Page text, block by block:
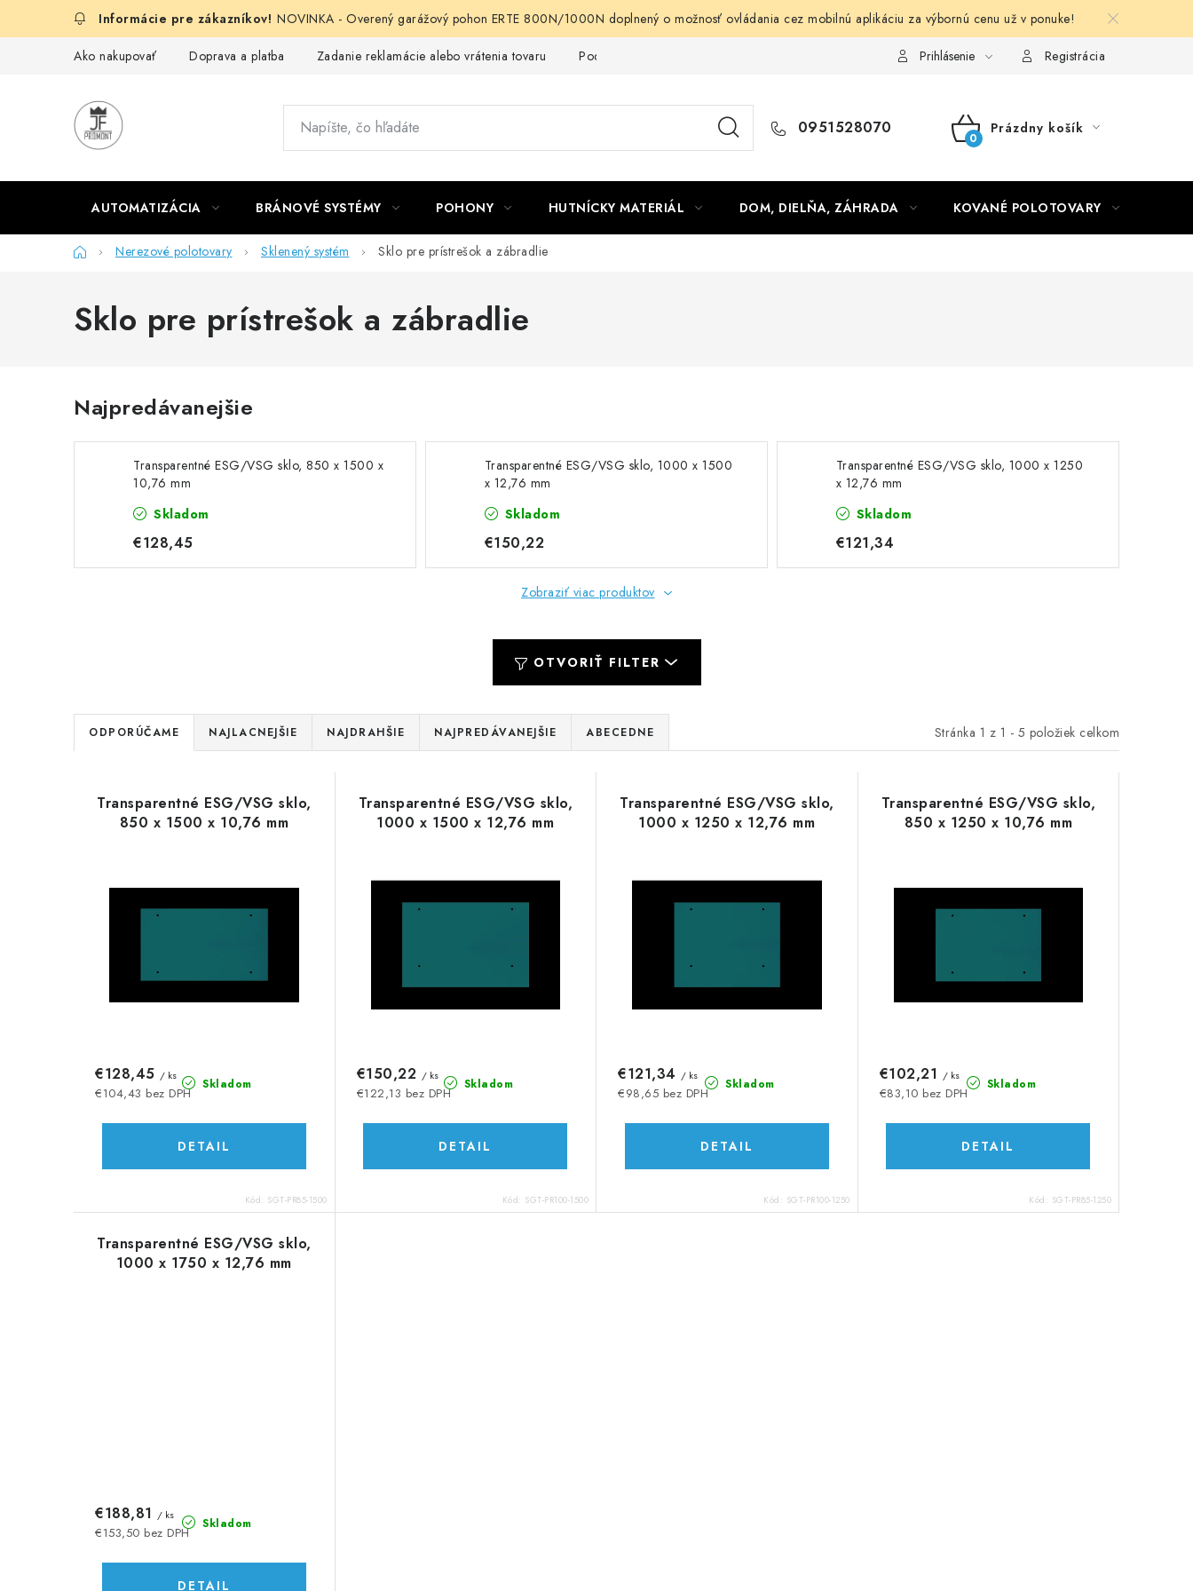
NOVINKA - Overený garážový pohon ERTE 800N/1000N doplnený o možnosť ovládania cez mobilnú aplikáciu za výbornú cenu už v ponuke!
Ako nakupovať Doprava a platba Zadanie reklamácie alebo vrátenia tovaru Podmienky ochrany osobných údajov Obchodné podmienkyPrihlásenie Registrácia
0951528070
NÁKUPNÝ
Prázdny košík
AUTOMATIZÁCIA BRÁNOVÉ SYSTÉMY POHONY HUTNÍCKY MATERIÁL DOM, DIELŇA, ZÁHRADA KOVANÉ POLOTOVARY
DomovNerezové polotovary Sklenený systém Sklo pre prístrešok a zábradlie
Sklo pre prístrešok a zábradlie
Najpredávanejšie
Transparentné ESG/VSG sklo, 850 x 1500 x
10,76 mm
Skladom
€128,45
Transparentné ESG/VSG sklo, 1000 x 1500
x 12,76 mm
Skladom
€150,22
Transparentné ESG/VSG sklo, 1000 x 1250
x 12,76 mm
Skladom
€121,34
Zobraziť viac produktov
OTVORIŤ FILTER
Stránka 1 z 1 - 5 položiek celkom
R
a
o
ODPORÚČAME NAJLACNEJŠIE NAJDRAHŠIE NAJPREDÁVANEJŠIE ABECEDNE
v
Transparentné ESG/VSG sklo,
850 x 1500 x 10,76 mm
Skladom
€104,43 bez DPH
€128,45 / ks
DETAIL
Kód: SGT-PR85-1500
Transparentné ESG/VSG sklo,
1000 x 1500 x 12,76 mm
Skladom
€122,13 bez DPH
€150,22 / ks
DETAIL
Kód: SGT-PR100-1500
Transparentné ESG/VSG sklo,
1000 x 1250 x 12,76 mm
Skladom
€98,65 bez DPH
€121,34 / ks
DETAIL
Kód: SGT-PR100-1250
Transparentné ESG/VSG sklo,
850 x 1250 x 10,76 mm
Skladom
€83,10 bez DPH
€102,21 / ks
DETAIL
Kód: SGT-PR85-1250
Transparentné ESG/VSG sklo,
1000 x 1750 x 12,76 mm
Skladom
€153,50 bez DPH
€188,81 / ks
DETAIL